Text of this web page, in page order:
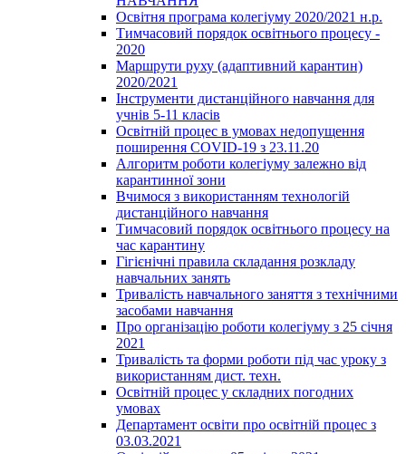
Освітня програма колегіуму 2020/2021 н.р.
Тимчасовий порядок освітнього процесу -
2020
Маршрути руху (адаптивний карантин)
2020/2021
Інструменти дистанційного навчання для
учнів 5-11 класів
Освітній процес в умовах недопущення
поширення COVID-19 з 23.11.20
Алгоритм роботи колегіуму залежно від
карантинної зони
Вчимося з використанням технологій
дистанційного навчання
Тимчасовий порядок освітнього процесу на
час карантину
Гігієнічні правила складання розкладу
навчальних занять
Тривалість навчального заняття з технічними
засобами навчання
Про організацію роботи колегіуму з 25 січня
2021
Тривалість та форми роботи під час уроку з
використанням дист. техн.
Освітній процес у складних погодних
умовах
Департамент освіти про освітній процес з
03.03.2021